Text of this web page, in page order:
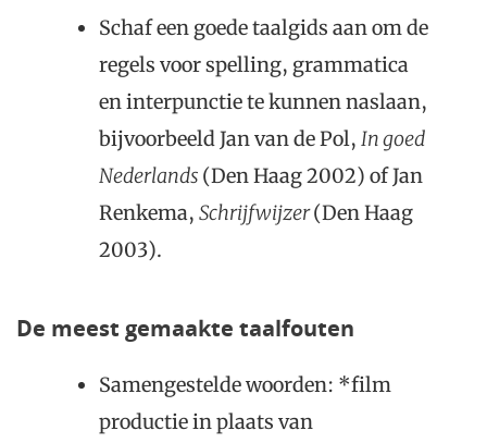
Schaf een goede taalgids aan om de
regels voor spelling, grammatica
en interpunctie te kunnen naslaan,
bijvoorbeeld Jan van de Pol, In goed
Nederlands (Den Haag 2002) of Jan
Renkema, Schrijfwijzer(Den Haag
2003).
De meest gemaakte taalfouten
Samengestelde woorden: *film
productie in plaats van